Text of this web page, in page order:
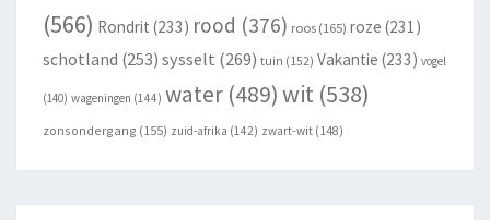
(566) Rondrit (233) rood (376) roos (165) roze (231)
schotland (253) sysselt (269) tuin (152) Vakantie (233) vogel
(140) wageningen (144) water (489)wit (538)
zonsondergang (155) zuid-afrika (142) zwart-wit (148)